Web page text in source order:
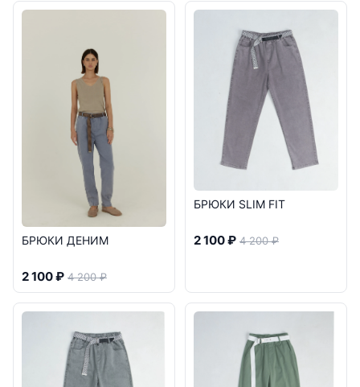
БРЮКИ ДЕНИМ
2 100 ₽ 4 200 ₽
БРЮКИ SLIM FIT
2 100 ₽ 4 200 ₽